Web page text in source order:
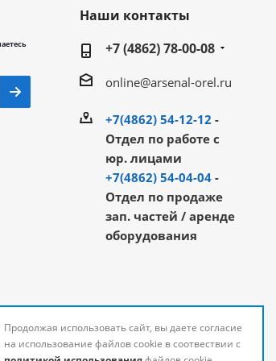
Наши контакты
+7 (4862) 78-00-08
online@arsenal-orel.ru
+7(4862) 54-12-12 -
Отдел по работе с
юр. лицами
+7(4862) 54-04-04-
Отдел по продаже
зап. частей / аренде
оборудования
офертой и могут быть изменены.
Продолжая использовать сайт, вы даете согласие
на использование файлов cookie в соотвествии с